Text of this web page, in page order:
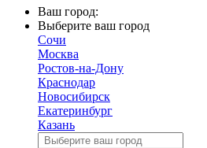
Ваш город:
Выберите ваш город
Сочи
Москва
Ростов-на-Дону
Краснодар
Новосибирск
Екатеринбург
Казань